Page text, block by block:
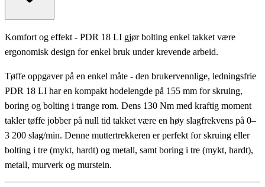
Komfort og effekt - PDR 18 LI gjør bolting enkel takket være
ergonomisk design for enkel bruk under krevende arbeid.
Tøffe oppgaver på en enkel måte - den brukervennlige, ledningsfrie
PDR 18 LI har en kompakt hodelengde på 155 mm for skruing,
boring og bolting i trange rom. Dens 130 Nm med kraftig moment
takler tøffe jobber på null tid takket være en høy slagfrekvens på 0–
3 200 slag/min. Denne muttertrekkeren er perfekt for skruing eller
bolting i tre (mykt, hardt) og metall, samt boring i tre (mykt, hardt),
metall, murverk og murstein.